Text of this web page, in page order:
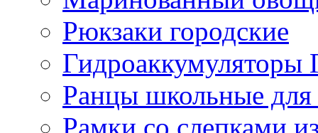
Рюкзаки городские
Ранцы школьные